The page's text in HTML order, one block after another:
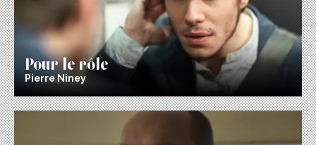
Pour le rôle
Pierre Niney